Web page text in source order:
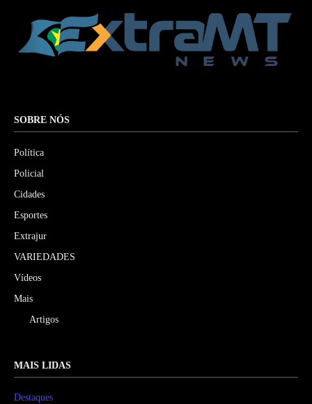
SOBRE NÓS
Política
Policial
Cidades
Esportes
Extrajur
VARIEDADES
Vídeos
Mais
Artigos
MAIS LIDAS
Destaques